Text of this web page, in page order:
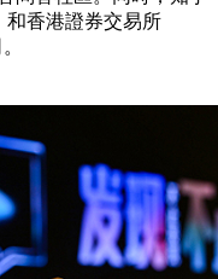
和香港證券交易所